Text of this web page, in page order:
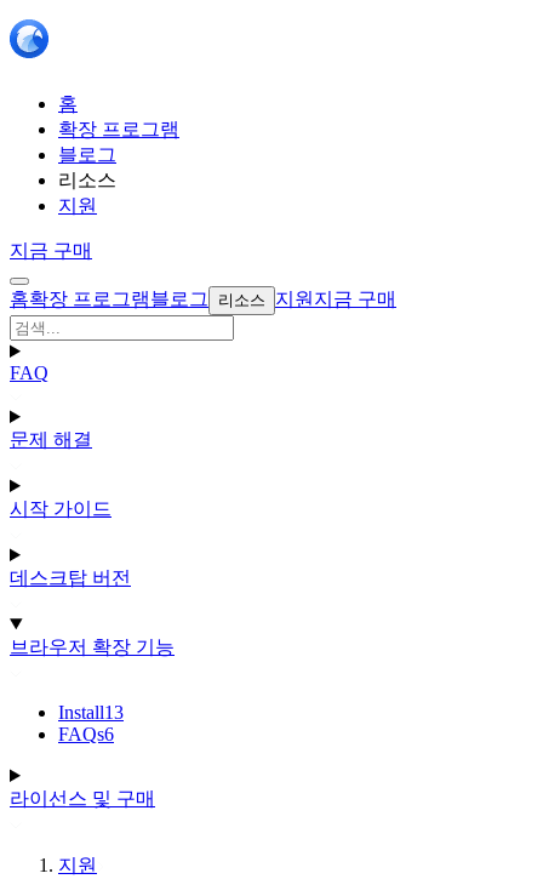
홈
확장 프로그램
블로그
리소스
지원
지금 구매
홈확장 프로그램블로그 리소스 지원 지금 구매
FAQ
문제 해결
시작 가이드
데스크탑 버전
브라우저 확장 기능
Install13
FAQs6
라이선스 및 구매
지원